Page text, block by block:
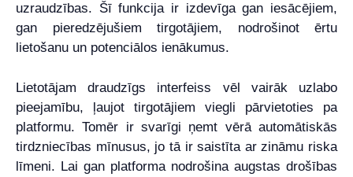
uzraudzības. Šī funkcija ir izdevīga gan iesācējiem,
gan pieredzējušiem tirgotājiem, nodrošinot ērtu
lietošanu un potenciālos ienākumus.
Lietotājam draudzīgs interfeiss vēl vairāk uzlabo
pieejamību, ļaujot tirgotājiem viegli pārvietoties pa
platformu. Tomēr ir svarīgi ņemt vērā automātiskās
tirdzniecības mīnusus, jo tā ir saistīta ar zināmu riska
līmeni. Lai gan platforma nodrošina augstas drošības